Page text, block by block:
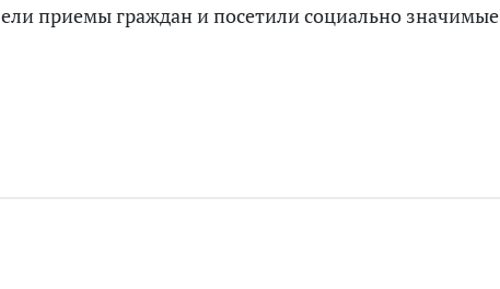
приемы граждан и посетили социально значимые